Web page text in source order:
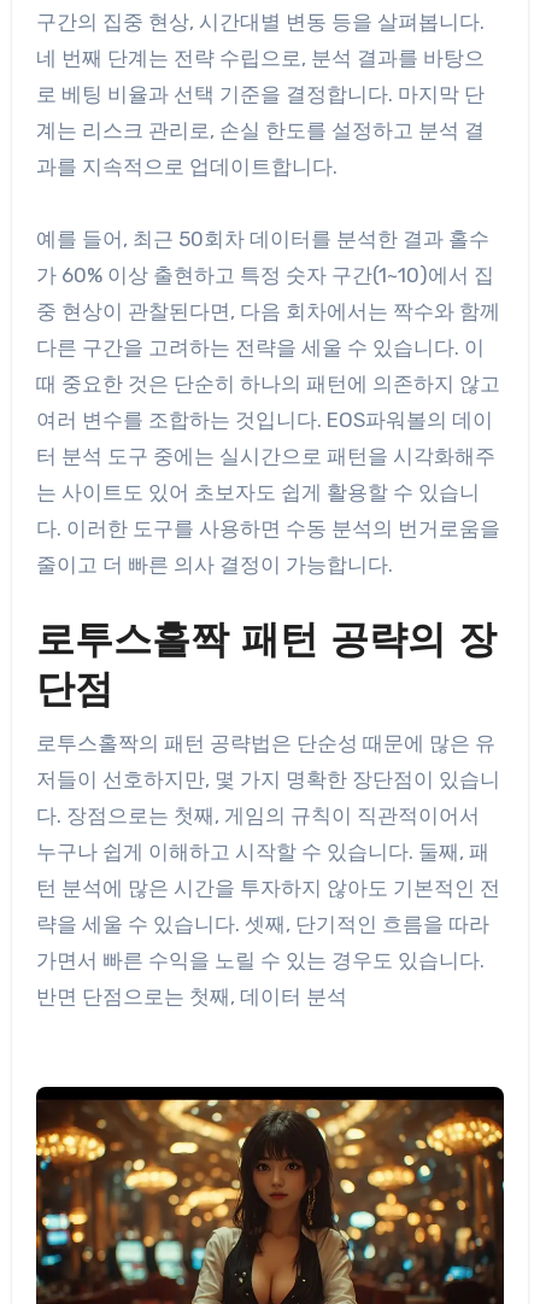
구간의 집중 현상, 시간대별 변동 등을 살펴봅니다.
네 번째 단계는 전략 수립으로, 분석 결과를 바탕으
로 베팅 비율과 선택 기준을 결정합니다. 마지막 단
계는 리스크 관리로, 손실 한도를 설정하고 분석 결
과를 지속적으로 업데이트합니다.
예를 들어, 최근 50회차 데이터를 분석한 결과 홀수
가 60% 이상 출현하고 특정 숫자 구간(1~10)에서 집
중 현상이 관찰된다면, 다음 회차에서는 짝수와 함께
다른 구간을 고려하는 전략을 세울 수 있습니다. 이
때 중요한 것은 단순히 하나의 패턴에 의존하지 않고
여러 변수를 조합하는 것입니다. EOS파워볼의 데이
터 분석 도구 중에는 실시간으로 패턴을 시각화해주
는 사이트도 있어 초보자도 쉽게 활용할 수 있습니
다. 이러한 도구를 사용하면 수동 분석의 번거로움을
줄이고 더 빠른 의사 결정이 가능합니다.
로투스홀짝 패턴 공략의 장
단점
로투스홀짝의 패턴 공략법은 단순성 때문에 많은 유
저들이 선호하지만, 몇 가지 명확한 장단점이 있습니
다. 장점으로는 첫째, 게임의 규칙이 직관적이어서
누구나 쉽게 이해하고 시작할 수 있습니다. 둘째, 패
턴 분석에 많은 시간을 투자하지 않아도 기본적인 전
략을 세울 수 있습니다. 셋째, 단기적인 흐름을 따라
가면서 빠른 수익을 노릴 수 있는 경우도 있습니다.
반면 단점으로는 첫째, 데이터 분석